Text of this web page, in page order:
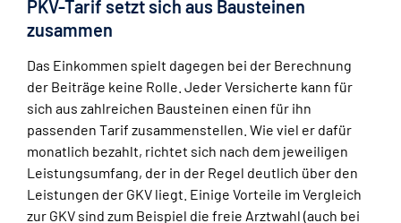
PKV-Tarif setzt sich aus Bausteinen
zusammen
Das Einkommen spielt dagegen bei der Berechnung
der Beiträge keine Rolle. Jeder Versicherte kann für
sich aus zahlreichen Bausteinen einen für ihn
passenden Tarif zusammenstellen. Wie viel er dafür
monatlich bezahlt, richtet sich nach dem jeweiligen
Leistungsumfang, der in der Regel deutlich über den
Leistungen der GKV liegt. Einige Vorteile im Vergleich
zur GKV sind zum Beispiel die freie Arztwahl (auch bei